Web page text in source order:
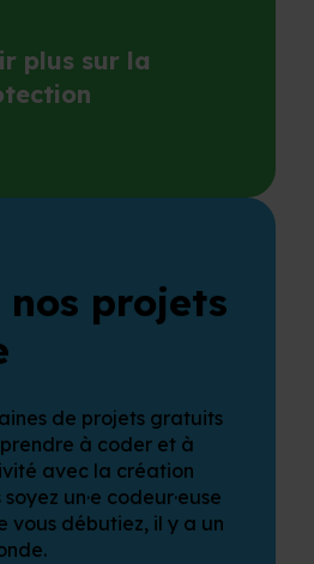
plus sur la
projets
de projets gratuits
à coder et à
avec la création
un·e codeur·euse
vous débutiez, il y a un